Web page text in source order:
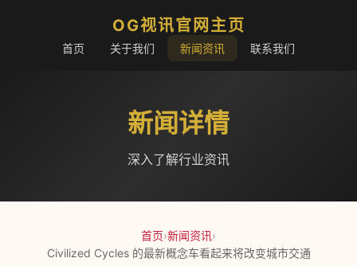
OG视讯官网主页
首页 关于我们 新闻资讯 联系我们
新闻详情
深入了解行业资讯
首页›新闻资讯›
Civilized Cycles 的最新概念车看起来将改变城市交通